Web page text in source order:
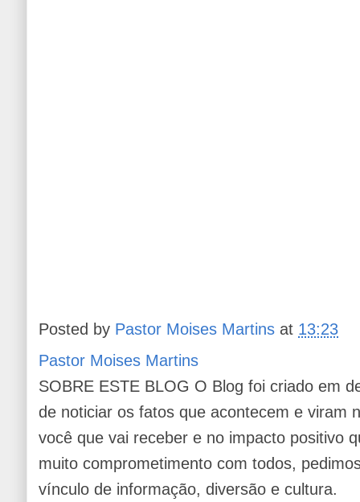
Posted by Pastor Moises Martins at 13:23
Pastor Moises Martins
SOBRE ESTE BLOG O Blog foi criado em
de noticiar os fatos que acontecem e viram
você que vai receber e no impacto positivo
muito comprometimento com todos,
vínculo de informação, diversão e cultura.